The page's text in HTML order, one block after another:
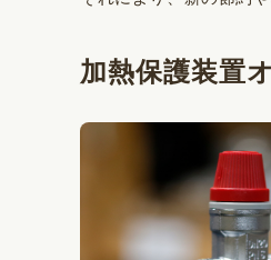
加熱保護装置